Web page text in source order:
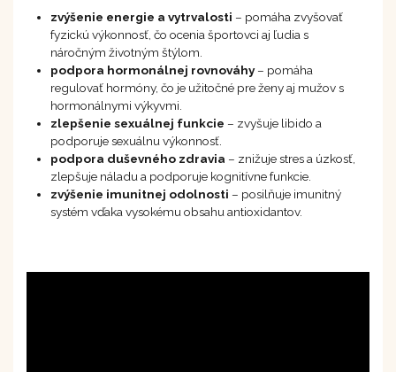
zvýšenie energie a vytrvalosti – pomáha zvyšovať
fyzickú výkonnosť, čo ocenia športovci aj ľudia s
náročným životným štýlom.
podpora hormonálnej rovnováhy– pomáha
regulovať hormóny, čo je užitočné pre ženy aj mužov s
hormonálnymi výkyvmi.
zlepšenie sexuálnej funkcie – zvyšuje libido a
podporuje sexuálnu výkonnosť.
podpora duševného zdravia – znižuje stres a úzkosť,
zlepšuje náladu a podporuje kognitívne funkcie.
zvýšenie imunitnej odolnosti – posilňuje imunitný
systém vďaka vysokému obsahu antioxidantov.